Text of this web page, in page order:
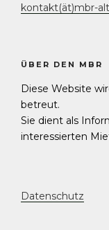
kontakt(ät)mbr-
ÜBER DEN MBR
Diese Website
betreut.
Sie dient als
interessierten
Datenschutz